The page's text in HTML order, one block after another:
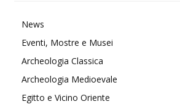
News
Eventi, Mostre e Musei
Archeologia Classica
Archeologia Medioevale
Egitto e Vicino Oriente